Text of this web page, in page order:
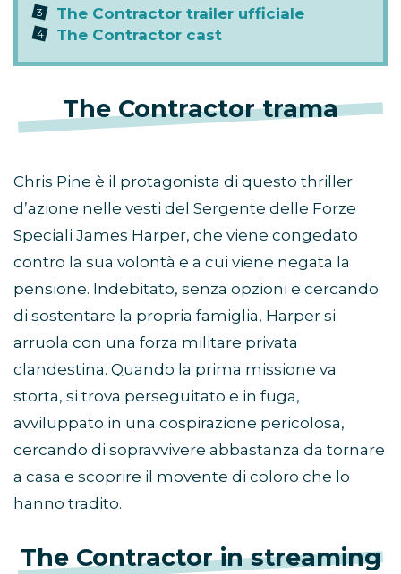
The Contractor trailer ufficiale
The Contractor cast
The Contractor trama
Chris Pine è il protagonista di questo thriller
d’azione nelle vesti del Sergente delle Forze
Speciali James Harper, che viene congedato
contro la sua volontà e a cui viene negata la
pensione. Indebitato, senza opzioni e cercando
di sostentare la propria famiglia, Harper si
arruola con una forza militare privata
clandestina. Quando la prima missione va
storta, si trova perseguitato e in fuga,
avviluppato in una cospirazione pericolosa,
cercando di sopravvivere abbastanza da tornare
a casa e scoprire il movente di coloro che lo
hanno tradito.
The Contractor in streaming